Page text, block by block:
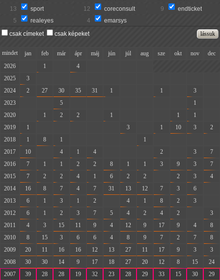
13
sport 12 coreconsult 9
endticket
5
realeyes 4
emarsys
csak címeket
csak képeket
mindet jan feb már ápr máj jún júl aug sze okt nov
dec
2026
1 4
2025
3
2024
2 27 30 35 31 1 1 3
2023
5 1
2020
1 2 2 1 1 1
2019
1 3 1 10 3
2
2018
1 8 1 1
2017
10 4 1 4 2 3
7
2016
7 1 1 2 2 8 1 1 3 9 3
7
2015
7 2 2 4 1 6 2 2 2 3
4
2014
16 8 7 4 7 31 13 12 7 3 6
2013
6 1 3 1 2 4 1 8 2 3
2012
6 1 2 3 7 5 4 2 4 2
3
2011
4 3 15 11 9 4 12 9 17 9 4
8
2010
8 15 3 6 6 4 8 9 7 2 7
8
2009
20 11 16 16 12 13 27 11 17 9 3
3
2008
30 30 14 9 17 18 27 20 12 8 15
24
2007
39 28 28 19 32 23 28 29 33 15 30
29